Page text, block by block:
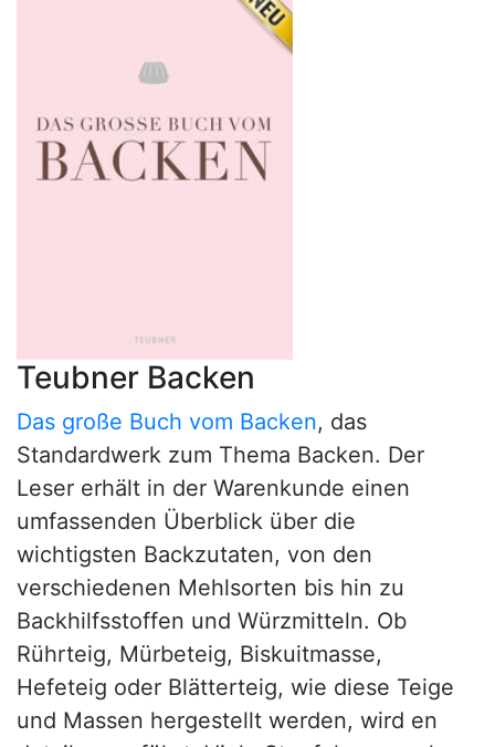
Teubner Backen
Das große Buch vom Backen, das
Standardwerk zum Thema Backen. Der
Leser erhält in der Warenkunde einen
umfassenden Überblick über die
wichtigsten Backzutaten, von den
verschiedenen Mehlsorten bis hin zu
Backhilfsstoffen und Würzmitteln. Ob
Rührteig, Mürbeteig, Biskuitmasse,
Hefeteig oder Blätterteig, wie diese Teige
und Massen hergestellt werden, wird en